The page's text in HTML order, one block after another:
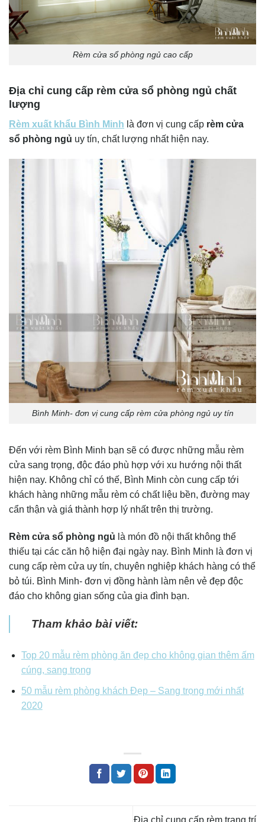
Rèm cửa sổ phòng ngủ cao cấp
Địa chỉ cung cấp rèm cửa sổ phòng ngủ chất
lượng
Rèm xuất khẩu Bình Minh là đơn vị cung cấp rèm cửa
sổ phòng ngủ uy tín, chất lượng nhất hiện nay.
Bình Minh- đơn vị cung cấp rèm cửa phòng ngủ uy tín
Đến với rèm Bình Minh bạn sẽ có được những mẫu rèm
cửa sang trọng, độc đáo phù hợp với xu hướng nội thất
hiện nay. Không chỉ có thế, Bình Minh còn cung cấp tới
khách hàng những mẫu rèm có chất liệu bền, đường may
cẩn thận và giá thành hợp lý nhất trên thị trường.
Rèm cửa sổ phòng ngủ là món đồ nội thất không thể
thiếu tại các căn hộ hiện đại ngày nay. Bình Minh là đơn vị
cung cấp rèm cửa uy tín, chuyên nghiệp khách hàng có thể
bỏ túi. Bình Minh- đơn vị đồng hành làm nên vẻ đẹp độc
đáo cho không gian sống của gia đình bạn.
Tham khảo bài viết:
Top 20 mẫu rèm phòng ăn đẹp cho không gian thêm ấm
cúng, sang trọng
50 mẫu rèm phòng khách Đẹp – Sang trọng mới nhất
2020
Địa chỉ cung cấp rèm trang trí